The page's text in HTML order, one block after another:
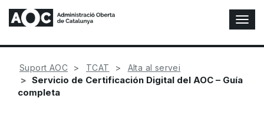
A
l
t
n
Suport AOC TCAT Alta al servei
Servicio de Certificación Digital del AOC – Guía
completa